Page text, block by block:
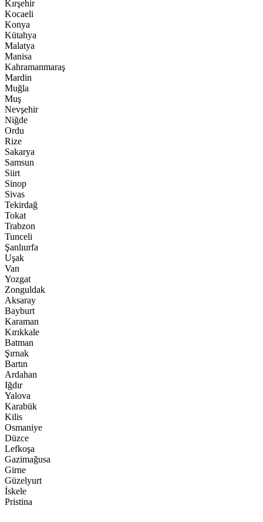
Kırşehir
Kocaeli
Konya
Kütahya
Malatya
Manisa
Kahramanmaraş
Mardin
Muğla
Muş
Nevşehir
Niğde
Ordu
Rize
Sakarya
Samsun
Siirt
Sinop
Sivas
Tekirdağ
Tokat
Trabzon
Tunceli
Şanlıurfa
Uşak
Van
Yozgat
Zonguldak
Aksaray
Bayburt
Karaman
Kırıkkale
Batman
Şırnak
Bartın
Ardahan
Iğdır
Yalova
Karabük
Kilis
Osmaniye
Düzce
Lefkoşa
Gazimağusa
Girne
Güzelyurt
İskele
Pristina